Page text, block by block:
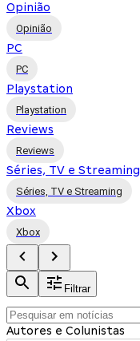
Opinião
Opinião
PC
PC
Playstation
Playstation
Reviews
Reviews
Séries, TV e Streaming
Séries, TV e Streaming
Xbox
Xbox
Filtrar
Autores e Colunistas